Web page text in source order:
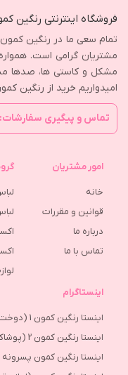
فروشگاه اینترنتی رنگین
تمام سعی ما در رنگین
مشتریان گرامی است.
مشکل و کاستی ها، صدها
امیدواریم خرید از رنگین
تماس و پیگیری سفارشات: ۶۲۷۳۶۴۳-۰۹۱۹
امور مشتریان
خانه
قوانین و مقررات
درباره ما
تماس با ما
اینستاگرام
اینستا رنگین کمون 1 (دوخت لباس کودک)
اینستا رنگین کمون 2 (پوشاک)
اینستا رنگین کمون پسرونه